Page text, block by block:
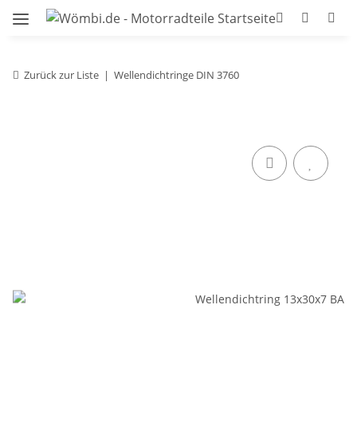
Zurück zur Liste Wellendichtringe DIN 3760